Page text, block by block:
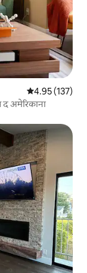
औसत रेटिंग 5 में से
4.95 (137)
द अमेरिकाना